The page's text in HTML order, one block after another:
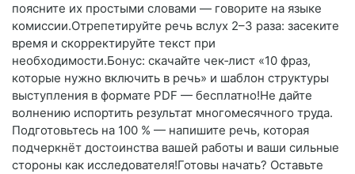
поясните их простыми словами — говорите на языке
комиссии.Отрепетируйте речь вслух 2–3 раза: засеките
время и скорректируйте текст при
необходимости.Бонус: скачайте чек‑лист «10 фраз,
которые нужно включить в речь» и шаблон структуры
выступления в формате PDF — бесплатно!Не дайте
волнению испортить результат многомесячного труда.
Подготовьтесь на 100 % — напишите речь, которая
подчеркнёт достоинства вашей работы и ваши сильные
стороны как исследователя!Готовы начать? Оставьте